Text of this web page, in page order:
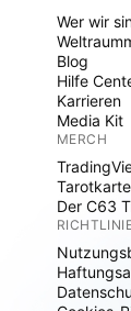
Wer wir
Blog
Hilfe
Karrieren
Media Kit
MERCH
Der C63